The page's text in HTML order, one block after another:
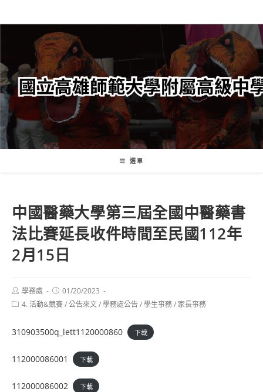
轉
要
內
容
選單
中國醫藥大學第三屆全國中醫藥書
法比賽延長收件時間至民國112年
2月15日
Post
author:
學務處
Post
published:
01/20/2023
Post4. 活動&競賽/公告來文/學務處公告/學生事務/ 家長事務
310903500q_lett1120000860 下載
112000086001 下載
112000086002 下載